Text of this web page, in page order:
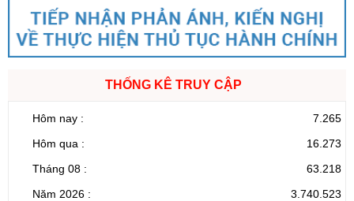
THỐNG KÊ TRUY CẬP
Hôm nay :
7.265
Hôm qua :
16.273
Tháng 08 :
63.218
Năm 2026 :
3.740.523